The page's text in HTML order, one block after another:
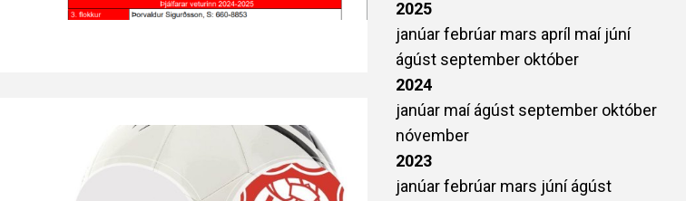
Handbók aðalstjórnar Þórs
2025
janúarfebrúar mars apríl maí júní
ágúst september október
2024
janúar maíágúst september október
nóvember
2023
janúarfebrúar mars júníágúst